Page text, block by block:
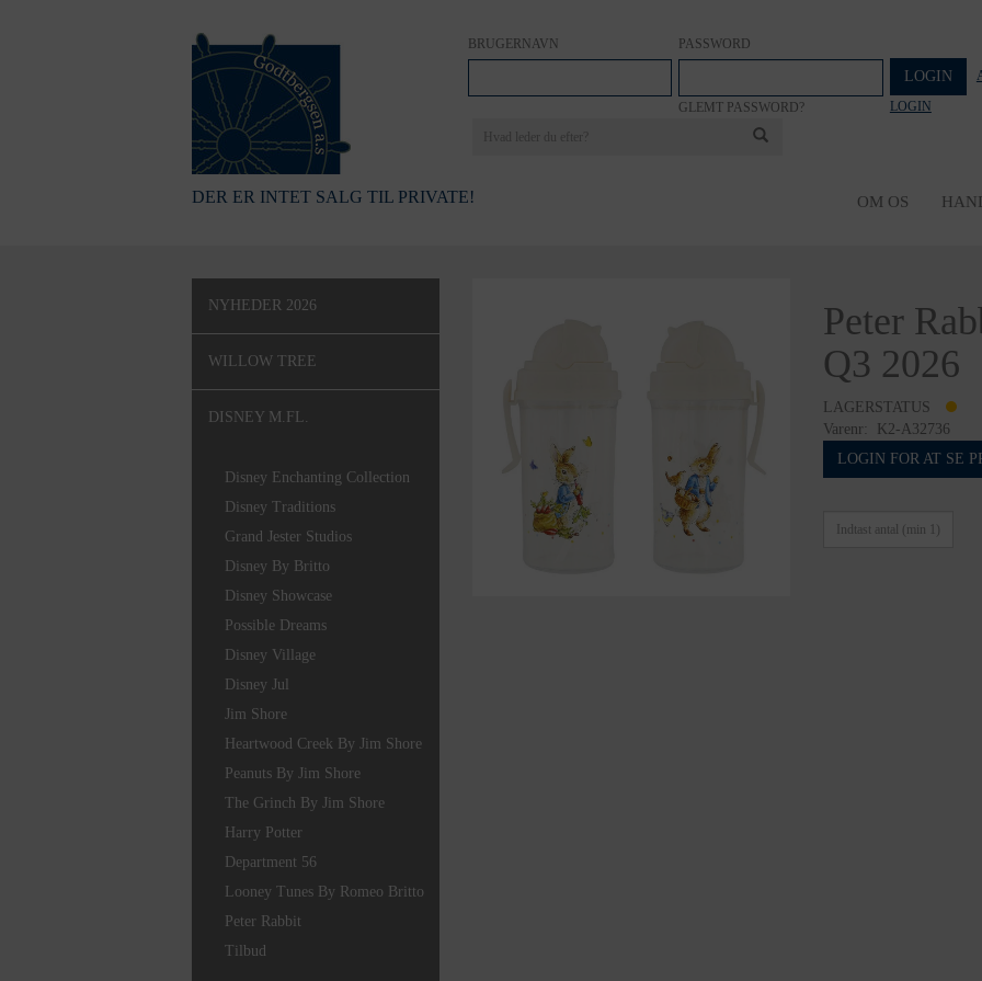
BRUGERNAVN PASSWORD
GLEMT PASSWORD?
LOGIN
LOGIN
DER ER INTET SALG TIL PRIVATE! OM OS
NYHEDER 2026
WILLOW TREE
DISNEY M.FL.
Disney Enchanting Collection
Disney Traditions
Grand Jester Studios
Disney By Britto
Disney Showcase
Possible Dreams
Disney Village
Disney Jul
Jim Shore
Heartwood Creek By Jim Shore
Peanuts By Jim Shore
The Grinch By Jim Shore
Harry Potter
Department 56
Looney Tunes By Romeo Britto
Peter Rabbit
Tilbud
Peter
Q3 2026
LAGERSTATUS
Varenr:
K2-A32736
LOGIN FOR AT SE